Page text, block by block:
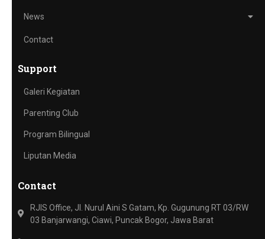
News
Contact
Support
Galeri Kegiatan
Parenting Club
Program Bilingual
Liputan Media
Contact
RJIS Office, Jl. Nurul Aini S Gatam, Kp. Gugunung RT 03/RW
03 Banjarwangi, Ciawi, Puncak Bogor, Jawa Barat